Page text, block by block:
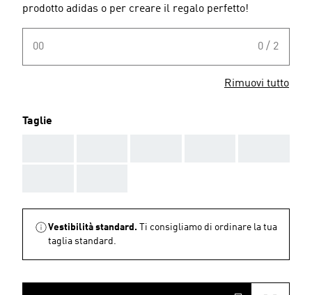
prodotto adidas o per creare il regalo perfetto!
00 0 / 2
Rimuovi tutto
Taglie
Vestibilità standard.
Ti consigliamo di ordinare la tua
taglia standard.